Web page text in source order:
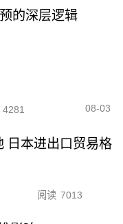
的深层逻辑
4281 08-03
日本进出口贸易格
阅读 7013